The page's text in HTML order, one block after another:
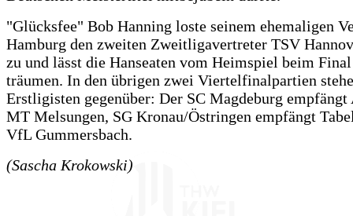
"Glücksfee" Bob Hanning loste seinem ehemaligen
Hamburg den zweiten Zweitligavertreter TSV
zu und lässt die Hanseaten vom Heimspiel beim
träumen. In den übrigen zwei Viertelfinalpartien
Erstligisten gegenüber: Der SC Magdeburg
MT Melsungen, SG Kronau/Östringen empfängt
VfL Gummersbach.
(Sascha Krokowski)